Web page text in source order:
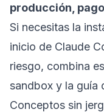
producción,
Si necesitas la
inicio de Claude
riesgo, combina
sandbox y la guía
Conceptos sin